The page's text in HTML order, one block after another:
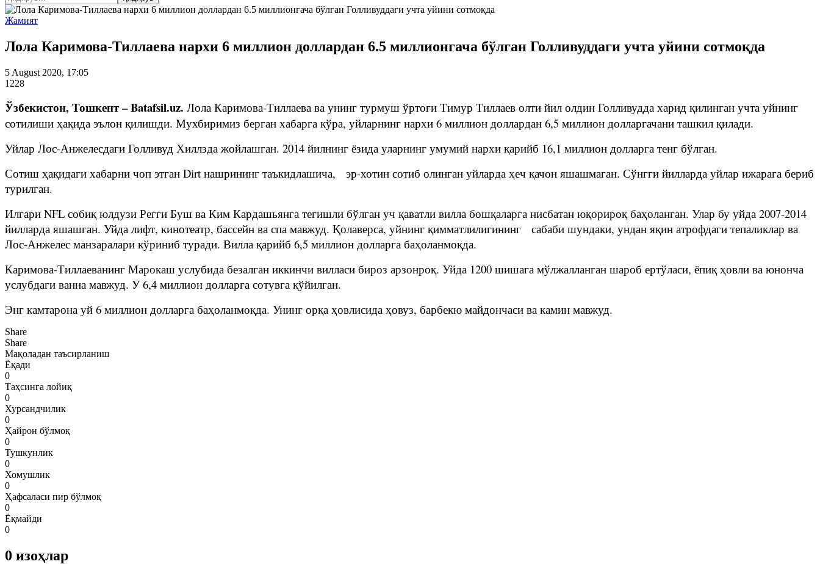
Жамият
Лола Каримова-Тиллаева нархи 6 миллион доллардан 6.5 миллионгача бўлган Голливуддаги учта уйини сотмоқда
5 August 2020, 17:05
1228
Ўзбекистон, Тошкент – Batafsil.uz. Лола Каримова-Тиллаева ва унинг турмуш ўртоғи Тимур Тиллаев олти йил олдин Голливудда харид қилинган учта уйнинг
сотилиши ҳақида эълон қилишди. Мухбиримиз берган хабарга кўра, уйларнинг нархи 6 миллион доллардан 6,5 миллион долларгачани ташкил қилади.
Уйлар Лос-Анжелесдаги Голливуд Хиллзда жойлашган. 2014 йилнинг ёзида уларнинг умумий нархи қарийб 16,1 миллион долларга тенг бўлган.
Сотиш ҳақидаги хабарни чоп этган Dirt нашрининг таъкидлашича, эр-хотин сотиб олинган уйларда ҳеч қачон яшашмаган. Сўнгги йилларда уйлар ижарага бериб
турилган.
Илгари NFL собиқ юлдузи Регги Буш ва Ким Кардашьянга тегишли бўлган уч қаватли вилла бошқаларга нисбатан юқорироқ баҳоланган. Улар бу уйда 2007-2014
йилларда яшашган. Уйда лифт, кинотеатр, бассейн ва спа мавжуд. Қолаверса, уйнинг қимматлилигининг сабаби шундаки, ундан яқин атрофдаги тепаликлар ва
Лос-Анжелес манзаралари кўриниб туради. Вилла қарийб 6,5 миллион долларга баҳоланмоқда.
Каримова-Тиллаеванинг Марокаш услубида безалган иккинчи вилласи бироз арзонроқ. Уйда 1200 шишага мўлжалланган шароб ертўласи, ёпиқ ҳовли ва юнонча
услубдаги ванна мавжуд. У 6,4 миллион долларга сотувга қўйилган.
Энг камтарона уй 6 миллион долларга баҳоланмоқда. Унинг орқа ҳовлисида ҳовуз, барбекю майдончаси ва камин мавжуд.
Share
Share
Мақоладан таъсирланиш
Ёқади
0
Таҳсинга лойиқ
0
Хурсандчилик
0
Ҳайрон бўлмоқ
0
Тушкунлик
0
Хомушлик
0
Ҳафсаласи пир бўлмоқ
0
Ёқмайди
0
0 изоҳлар